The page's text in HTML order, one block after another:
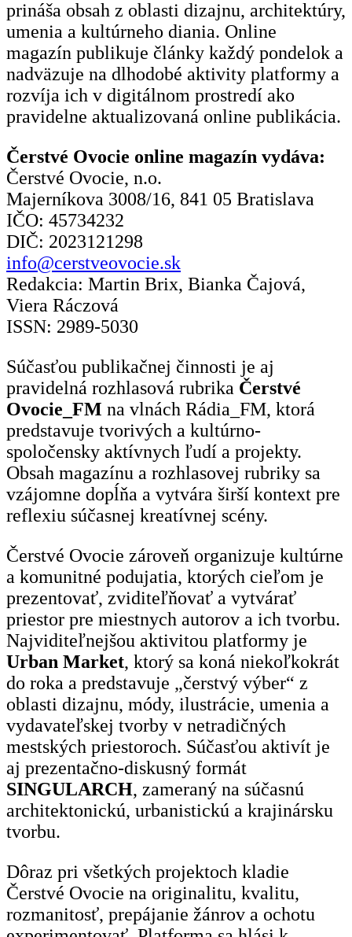
prináša obsah z oblasti dizajnu, architektúry,
umenia a kultúrneho diania. Online
magazín publikuje články každý pondelok a
nadväzuje na dlhodobé aktivity platformy a
rozvíja ich v digitálnom prostredí ako
pravidelne aktualizovaná online publikácia.
Čerstvé Ovocie online magazín vydáva:
Čerstvé Ovocie, n.o.
Majerníkova 3008/16, 841 05 Bratislava
IČO: 45734232
DIČ: 2023121298
info@cerstveovocie.sk
Redakcia: Martin Brix, Bianka Čajová,
Viera Ráczová
ISSN: 2989-5030
Súčasťou publikačnej činnosti je aj
pravidelná rozhlasová rubrika Čerstvé
Ovocie_FM na vlnách Rádia_FM, ktorá
predstavuje tvorivých a kultúrno-
spoločensky aktívnych ľudí a projekty.
Obsah magazínu a rozhlasovej rubriky sa
vzájomne dopĺňa a vytvára širší kontext pre
reflexiu súčasnej kreatívnej scény.
Čerstvé Ovocie zároveň organizuje kultúrne
a komunitné podujatia, ktorých cieľom je
prezentovať, zviditeľňovať a vytvárať
priestor pre miestnych autorov a ich tvorbu.
Najviditeľnejšou aktivitou platformy je
Urban Market, ktorý sa koná niekoľkokrát
do roka a predstavuje „čerstvý výber“ z
oblasti dizajnu, módy, ilustrácie, umenia a
vydavateľskej tvorby v netradičných
mestských priestoroch. Súčasťou aktivít je
aj prezentačno-diskusný formát
SINGULARCH, zameraný na súčasnú
architektonickú, urbanistickú a krajinársku
tvorbu.
Dôraz pri všetkých projektoch kladie
Čerstvé Ovocie na originalitu, kvalitu,
rozmanitosť, prepájanie žánrov a ochotu